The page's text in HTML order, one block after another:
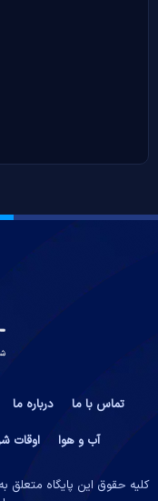
تماس با ما درباره ما
آب و هوا
اوقات
کلیه حقوق این پایگاه متعلق